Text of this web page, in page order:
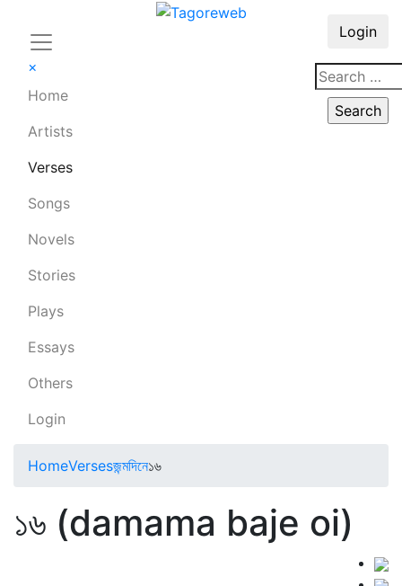
×
Home
Artists
Verses
Songs
Novels
Stories
Plays
Essays
Others
Login
Login
HomeVersesজন্মদিনে১৬
১৬ (damama baje oi)